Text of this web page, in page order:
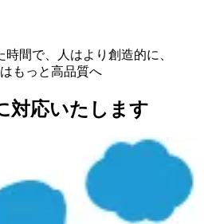
間で、人はより創造的に、
もっと高品質へ
対応いたします